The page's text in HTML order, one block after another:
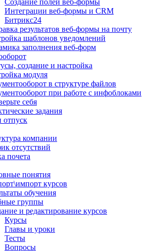
Создание полей веб-формы
Интеграции веб-формы и CRM
Битрикс24
результатов веб-формы на почту
шаблонов уведомлений
заполнения веб-форм
создание и настройка
модуля
в структуре файлов
при работе с инфоблоками
себя
задания
отпуск
компании
отсутствий
почета
понятия
курсов
обучения
группы
и редактирование курсов
Курсы
Главы и уроки
Тесты
Вопросы